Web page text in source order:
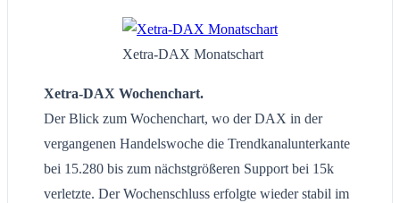
Xetra-DAX Monatschart
Xetra-DAX Wochenchart.
Der Blick zum Wochenchart, wo der DAX in der
vergangenen Handelswoche die Trendkanalunterkante
bei 15.280 bis zum nächstgrößeren Support bei 15k
verletzte. Der Wochenschluss erfolgte wieder stabil im